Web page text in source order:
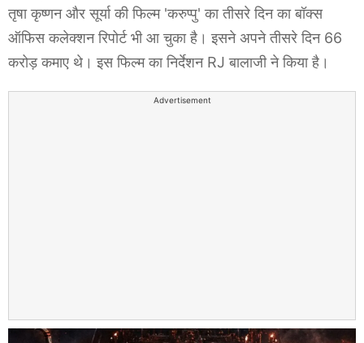
तृषा कृष्णन और सूर्या की फिल्म 'करुप्पु' का तीसरे दिन का बॉक्स
ऑफिस कलेक्शन रिपोर्ट भी आ चुका है। इसने अपने तीसरे दिन 66
करोड़ कमाए थे। इस फिल्म का निर्देशन RJ बालाजी ने किया है।
Advertisement